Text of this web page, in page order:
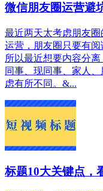
微信朋友圈运营避
最近两天太考虑朋友
运营，朋友圈只要有
所以最近想要内容分
同事、现同事、家人
虑有所不同。&...
标题10大关键点，